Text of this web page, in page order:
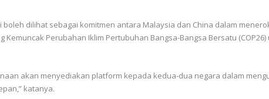
boleh dilihat sebagai komitmen antara Malaysia dan China dalam
Kemuncak Perubahan Iklim Pertubuhan Bangsa-Bangsa Bersatu
akan menyediakan platform kepada kedua-dua negara dalam
katanya.